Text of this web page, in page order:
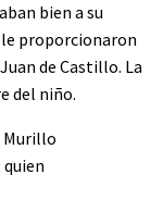
bien a su
proporcionaron
de Castillo. La
del niño.